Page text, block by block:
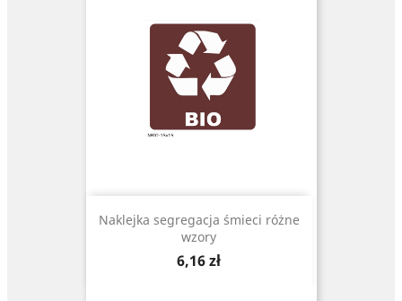
Naklejka segregacja śmieci różne
wzory
Cena
6,16 zł